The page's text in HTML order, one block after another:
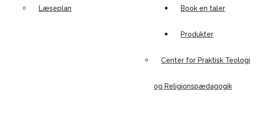
Læseplan Book en taler
Produkter
Center for Praktisk Teologi
og Religionspædagogik